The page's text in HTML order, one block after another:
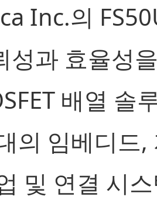
Inc.의
성과 효율성
배열 솔
의 임베디드,
및 연결 시